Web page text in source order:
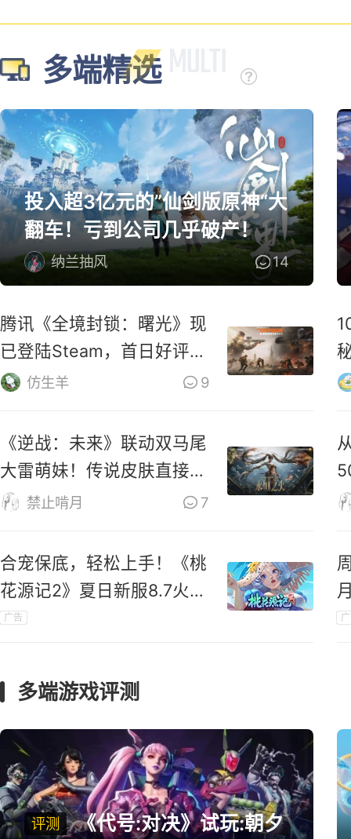
多端精选
投入超3亿元的”仙剑版原神“大
翻车！亏到公司几乎破产！
纳兰抽风 14
腾讯《全境封锁：曙光》现
已登陆Steam，首日好评率
仅31%仿生羊 9
《逆战：未来》联动双马尾
大雷萌妹！传说皮肤直接免
费送！禁止啃月 7
合宠保底，轻松上手！《桃
花源记2》夏日新服8.7火爆
开启
广告
多端游戏评测
评测
《代号:对决》试玩:朝夕